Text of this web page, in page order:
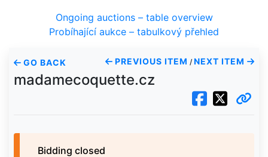
Ongoing auctions – table overview
Probíhající aukce – tabulkový přehled
GO BACK PREVIOUS ITEM / NEXT ITEM
madamecoquette.cz
Bidding closed